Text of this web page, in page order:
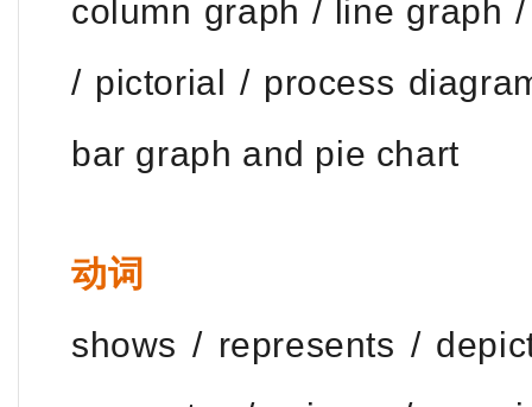
column graph / line graph
/ pictorial / process
bar graph and pie chart
动词
shows / represents /